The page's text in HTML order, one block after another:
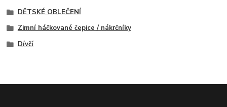
DĚTSKÉ OBLEČENÍ
Zimní háčkované čepice / nákrčníky
Dívčí